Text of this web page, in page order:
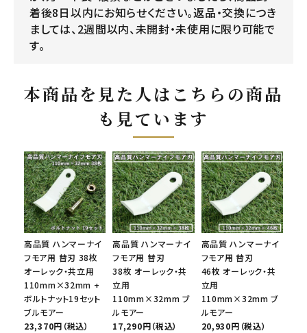
着後8日以内にお知らせください。返品・交換につき
ましては、2週間以内、未開封・未使用に限り可能で
す。
本商品を見た人はこちらの商品
も見ています
高品質 ハンマーナイ
フモア用 替刃 38枚
オーレック・共立用
110mm×32mm +
ボルトナット19セット
ブルモアー
23,370円（税込）
高品質 ハンマーナイ
フモア用 替刃
38枚 オーレック・共
立用
110mm×32mm ブ
ルモアー
17,290円（税込）
高品質 ハンマーナイ
フモア用 替刃
46枚 オーレック・共
立用
110mm×32mm ブ
ルモアー
20,930円（税込）